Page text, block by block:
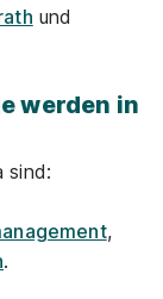
und
werden in
sind:
,
.